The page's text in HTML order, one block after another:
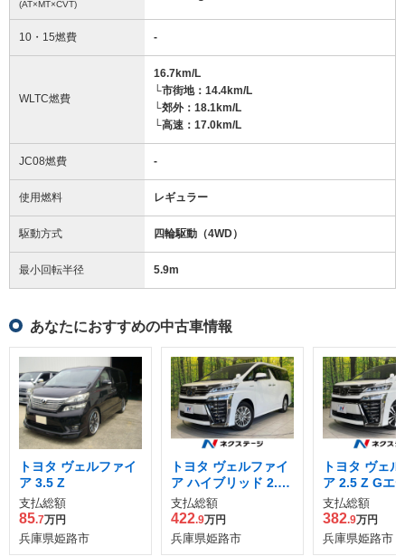
(AT×MT×CVT)
10・15燃費 -
WLTC燃費
16.7km/L
└市街地：14.4km/L
└郊外：18.1km/L
└高速：17.0km/L
JC08燃費 -
使用燃料 レギュラー
駆動方式 四輪駆動（4WD）
最小回転半径 5.9m
あなたにおすすめの中古車情報
トヨタ ヴェルファイ
ア 3.5 Z
支払総額
85.7万円
兵庫県姫路市
トヨタ ヴェルファイ
ア ハイブリッド 2.5
ZR E-Four 4WD
支払総額
422.9万円
兵庫県姫路市
トヨタ ヴェ
ア 2.5 Z Gエ
ン
支払総額
382.9万円
兵庫県姫路市